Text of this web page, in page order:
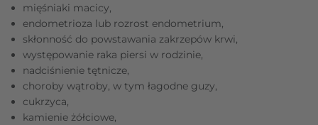
mięśniaki macicy,
endometrioza lub rozrost endometrium,
skłonność do powstawania zakrzepów krwi,
występowanie raka piersi w rodzinie,
nadciśnienie tętnicze,
choroby wątroby, w tym łagodne guzy,
cukrzyca,
kamienie żółciowe,